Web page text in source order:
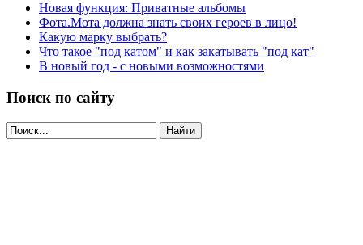
Новая функция: Приватные альбомы
Фота.Мота должна знать своих героев в лицо!
Какую марку выбрать?
Что такое "под катом" и как закатывать "под кат"
В новый год - с новыми возможностями
Поиск по сайту
Найти